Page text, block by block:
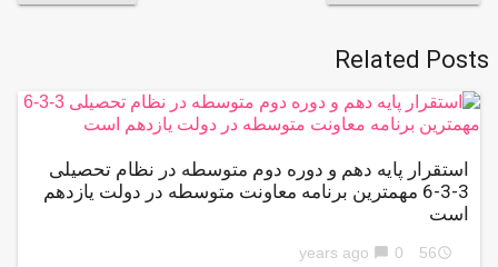
Related Posts
استقرار پایه دهم و دوره دوم متوسطه در نظام تحصیلی
3-3-6 مهمترین برنامه معاونت متوسطه در دولت یازدهم
است
access_time
56 years ago
chat_bubble 0